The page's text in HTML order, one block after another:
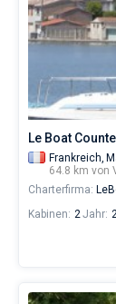
Le Boat
Frankreich,
64.8 km von
Charterfirma:
Kabinen: 2Jahr: